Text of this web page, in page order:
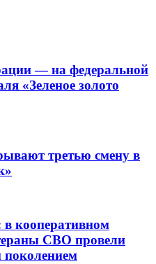
— на федеральной
«Зеленое золото
третью смену в
в кооперативном
СВО провели
поколением